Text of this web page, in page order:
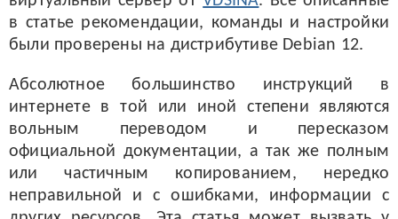
в статье рекомендации, команды и настройки
были проверены на дистрибутиве Debian 12.
Абсолютное большинство инструкций в
интернете в той или иной степени являются
вольным переводом и пересказом
официальной документации, а так же полным
или частичным копированием, нередко
неправильной и с ошибками, информации с